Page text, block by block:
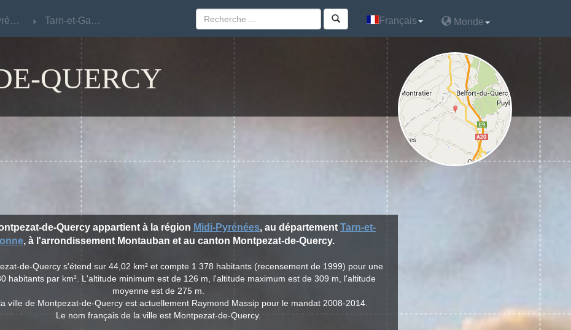
Midi-Pyrénées Tarn-et-Garonne Français Monde
QUERCY
de-Quercy appartient à la région Midi-Pyrénées, au département Tarn-et-
, à l'arrondissement Montauban et au canton Montpezat-de-Quercy.
de-Quercy s'étend sur 44,02 km² et compte 1 378 habitants (recensement de 1999) pour une
habitants par km². L'altitude minimum est de 126 m, l'altitude maximum est de 309 m, l'altitude
moyenne est de 275 m.
ville de Montpezat-de-Quercy est actuellement Raymond Massip pour le mandat 2008-2014.
Le nom français de la ville est Montpezat-de-Quercy.
Midi-Pyrénées Tarn-et-Garonne Français Monde